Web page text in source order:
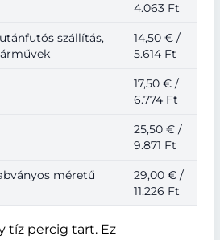
4.063 Ft
szállítás,
14,50 € /
5.614 Ft
17,50 € /
6.774 Ft
25,50 € /
9.871 Ft
méretű
29,00 € /
11.226 Ft
percig tart. Ez